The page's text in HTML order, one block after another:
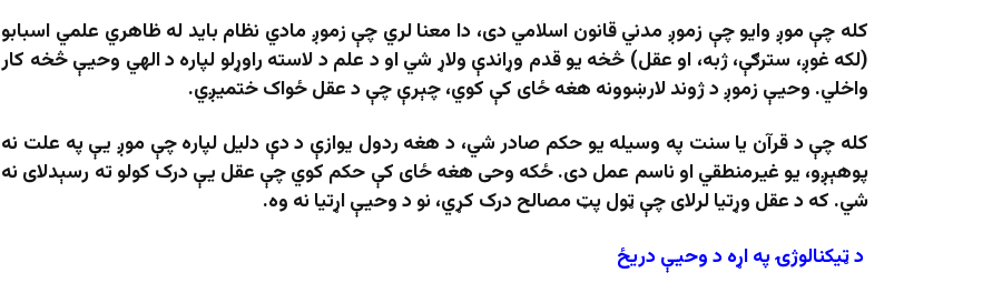
کله چې موږ وایو چې زموږ مدني قانون اسلامي دی، دا معنا لري چې زموږ مادي نظام باید له ظاهري علمي اسبابو
(لکه غوږ، سترګې، ژبه، او عقل) څخه یو قدم وړاندې ولاړ شي او د علم د لاسته راوړلو لپاره د الهي وحیې څخه کار
واخلي. وحیې زموږ د ژوند لارښوونه هغه ځای کې کوي، چېرې چې د عقل ځواک ختمیږي.
کله چې د قرآن یا سنت په وسیله یو حکم صادر شي، د هغه ردول یوازې د دې دلیل لپاره چې موږ یې په علت نه
پوهېږو، یو غیرمنطقي او ناسم عمل دی. ځکه وحی هغه ځای کې حکم کوي چې عقل یې درک کولو ته رسېدلای نه
شي. که د عقل وړتیا لرلای چې ټول پټ مصالح درک کړي، نو د وحیې اړتیا نه وه.
د ټیکنالوژۍ په اړه د وحيې دریځ